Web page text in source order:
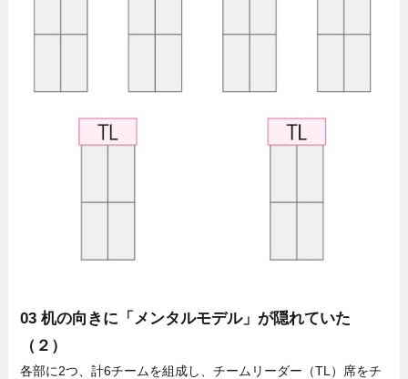
03 机の向きに「メンタルモデル」が隠れていた
（２）
各部に2つ、計6チームを組成し、チームリーダー（TL）席をチ